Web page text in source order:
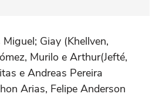
Miguel; Giay (Khellven,
Murilo e Arthur(Jefté,
e Andreas Pereira
Arias, Felipe Anderson